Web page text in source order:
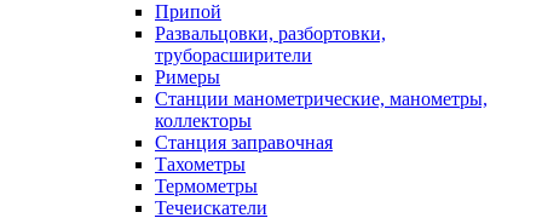
Припой
Развальцовки, разбортовки,
труборасширители
Римеры
Станции манометрические, манометры,
коллекторы
Станция заправочная
Тахометры
Термометры
Течеискатели